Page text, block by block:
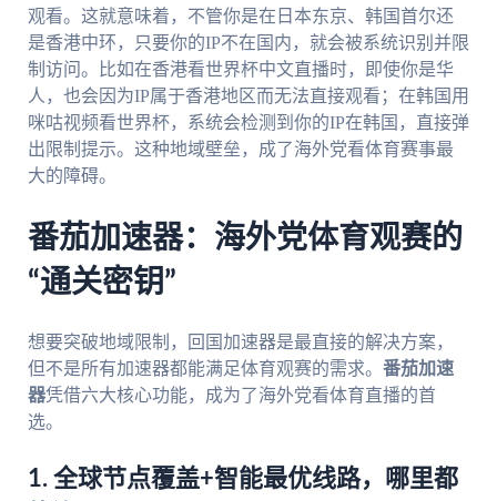
观看。这就意味着，不管你是在日本东京、韩国首尔还
是香港中环，只要你的IP不在国内，就会被系统识别并限
制访问。比如在香港看世界杯中文直播时，即使你是华
人，也会因为IP属于香港地区而无法直接观看；在韩国用
咪咕视频看世界杯，系统会检测到你的IP在韩国，直接弹
出限制提示。这种地域壁垒，成了海外党看体育赛事最
大的障碍。
番茄加速器：海外党体育观赛的
“通关密钥”
想要突破地域限制，回国加速器是最直接的解决方案，
但不是所有加速器都能满足体育观赛的需求。 番茄加速
器凭借六大核心功能，成为了海外党看体育直播的首
选。
1. 全球节点覆盖+智能最优线路，哪里都